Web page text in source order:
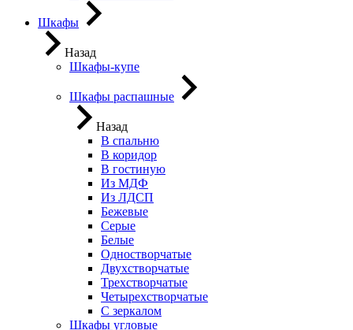
Шкафы
Назад
Шкафы-купе
Шкафы распашные
Назад
В спальню
В коридор
В гостиную
Из МДФ
Из ЛДСП
Бежевые
Серые
Белые
Одностворчатые
Двухстворчатые
Трехстворчатые
Четырехстворчатые
С зеркалом
Шкафы угловые